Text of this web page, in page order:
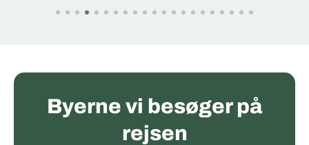
Byerne vi besøger på
rejsen